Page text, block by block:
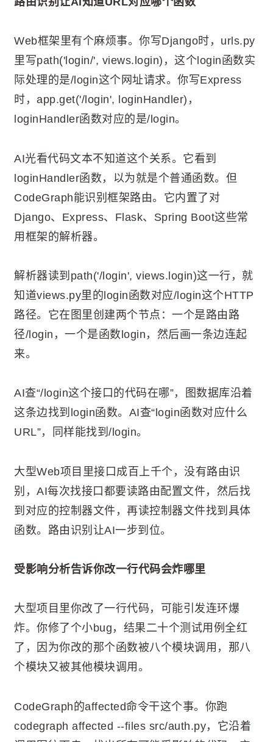
Web框架里有个麻烦事。你写Django时，urls.py
里写path('login/', views.login)，这个login函数实
际处理的是/login这个网址请求。你写Express
时，app.get('/login', loginHandler)，
loginHandler函数对应的是/login。
AI光看代码文本不知道这个关系。它看到
loginHandler函数，以为就是个普通函数。但
CodeGraph能识别框架路由。它内置了对
Django、Express、Flask、Spring Boot这些常
用框架的解析器。
解析器读到path('/login', views.login)这一行，就
知道views.py里的login函数对应/login这个HTTP
路径。它在图里创建两个节点：一个是路由路
径/login，一个是函数login，然后画一条边连起
来。
AI查“/login这个接口的代码在哪”，图数据库沿着
这条边找到login函数。AI查“login函数对应什么
URL”，同样能找到/login。
大型Web项目里接口成百上千个，没有路由识
别，AI每次找接口都要读路由配置文件，然后找
到对应的控制器文件，再读控制器文件找到具体
函数。路由识别让AI一步到位。
受影响分析告诉你改一行代码会炸哪里
大型项目里你改了一行代码，可能引发连环爆
炸。你修了个小bug，结果二十个测试用例全红
了，因为你改的那个函数被八个模块调用，那八
个模块又被其他模块调用。
CodeGraph的affected命令干这个事。你跑
codegraph affected --files src/auth.py，它沿着